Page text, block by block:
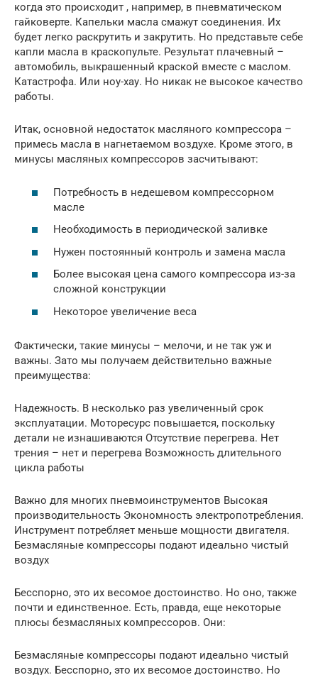
когда это происходит , например, в пневматическом
гайковерте. Капельки масла смажут соединения. Их
будет легко раскрутить и закрутить. Но представьте себе
капли масла в краскопульте. Результат плачевный –
автомобиль, выкрашенный краской вместе с маслом.
Катастрофа. Или ноу-хау. Но никак не высокое качество
работы.
Итак, основной недостаток масляного компрессора –
примесь масла в нагнетаемом воздухе. Кроме этого, в
минусы масляных компрессоров засчитывают:
Потребность в недешевом компрессорном
масле
Необходимость в периодической заливке
Нужен постоянный контроль и замена масла
Более высокая цена самого компрессора из-за
сложной конструкции
Некоторое увеличение веса
Фактически, такие минусы – мелочи, и не так уж и
важны. Зато мы получаем действительно важные
преимущества:
Надежность. В несколько раз увеличенный срок
эксплуатации. Моторесурс повышается, поскольку
детали не изнашиваются Отсутствие перегрева. Нет
трения – нет и перегрева Возможность длительного
цикла работы
Важно для многих пневмоинструментов Высокая
производительность Экономность электропотребления.
Инструмент потребляет меньше мощности двигателя.
Безмасляные компрессоры подают идеально чистый
воздух
Бесспорно, это их весомое достоинство. Но оно, также
почти и единственное. Есть, правда, еще некоторые
плюсы безмасляных компрессоров. Они:
Безмасляные компрессоры подают идеально чистый
воздух. Бесспорно, это их весомое достоинство. Но